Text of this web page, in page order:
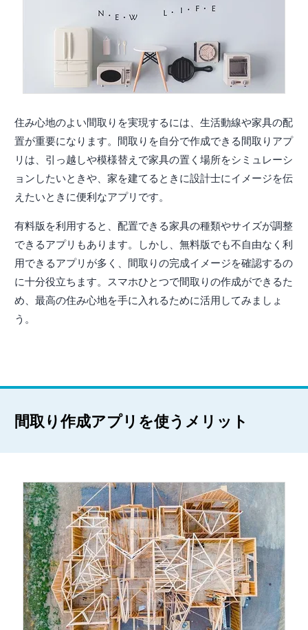
住み心地のよい間取りを実現するには、生活動線や家具の配
置が重要になります。間取りを自分で作成できる間取りアプ
リは、引っ越しや模様替えで家具の置く場所をシミュレーシ
ョンしたいときや、家を建てるときに設計士にイメージを伝
えたいときに便利なアプリです。
有料版を利用すると、配置できる家具の種類やサイズが調整
できるアプリもあります。しかし、無料版でも不自由なく利
用できるアプリが多く、間取りの完成イメージを確認するの
に十分役立ちます。スマホひとつで間取りの作成ができるた
め、最高の住み心地を手に入れるために活用してみましょ
う。
間取り作成アプリを使うメリット